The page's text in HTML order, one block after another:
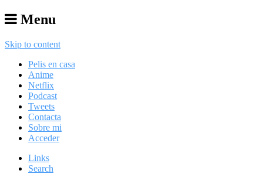
Menu
Skip to content
Pelis en casa
Anime
Netflix
Podcast
Tweets
Contacta
Sobre mi
Acceder
Links
Search